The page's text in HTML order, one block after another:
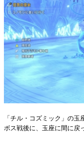
「チル・コズミック」の玉
ボス戦後に、玉座に間に戻